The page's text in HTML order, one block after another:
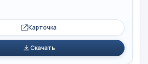
Карточка
Скачать